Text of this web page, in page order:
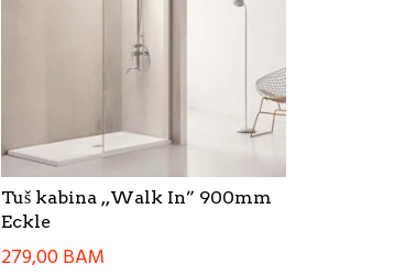
Tuš kabina ,,Walk In” 900mm
Eckle
279,00BAM